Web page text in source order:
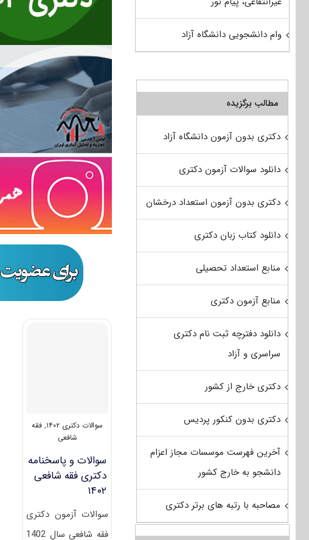
سوالات دکتری ۱۴۰۲ , فقه
شافعی
سوالات و پاسخنامه
دکتری فقه شافعی
۱۴۰۲
سوالات آزمون دکتری
فقه شافعی سال 1402
وام دانشجویی دانشگاه آزاد
مطالب برگزیده
دکتری بدون آزمون دانشگاه آزاد
دانلود سوالات آزمون دکتری
دکتری بدون آزمون استعداد درخشان
دانلود کتاب زبان دکتری
منابع استعداد تحصیلی
منابع آزمون دکتری
دانلود دفترچه ثبت نام دکتری
سراسری و آزاد
دکتری خارج از کشور
دکتری بدون کنکور پردیس
آخرین فهرست موسسات مجاز اعزام
دانشجو به خارج کشور
مصاحبه با رتبه های برتر دکتری